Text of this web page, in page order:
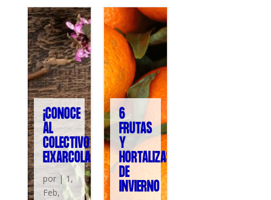
¡CONOCE
AL
COLECTIVO
EIXARCOLANT!
por | 1,
Feb,
6
FRUTAS
Y
HORTALIZAS
DE
INVIERNO